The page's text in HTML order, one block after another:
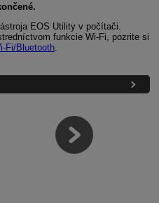
EOS Utility v počítači.
funkcie Wi-Fi, pozrite si
Fi/Bluetooth.